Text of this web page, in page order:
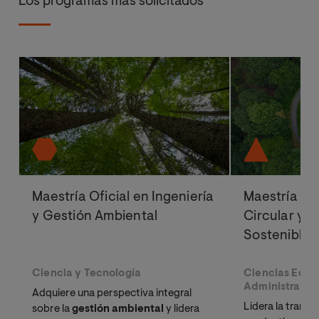
Maestría Oficial en Ingeniería
y Gestión Ambiental
Ciencia y Tecnología
Adquiere una perspectiva integral
sobre lagestión ambiental y lidera
Maestría
Circular y
Sostenible
Ciencias
Lidera la